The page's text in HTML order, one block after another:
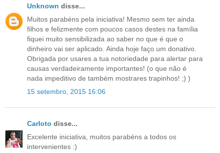
Unknown disse...
Muitos parabéns pela iniciativa! Mesmo sem ter ainda
filhos e felizmente com poucos casos destes na família
fiquei muito sensibilizada ao saber no que é que o
dinheiro vai ser aplicado. Ainda hoje faço um donativo.
Obrigada por usares a tua notoriedade para alertar para
causas verdadeiramente importantes! (o que não é
nada impeditivo de também mostrares trapinhos! ;) )
15 setembro, 2015 16:06
Carloto disse...
Excelente iniciativa, muitos parabéns a todos os
intervenientes :)